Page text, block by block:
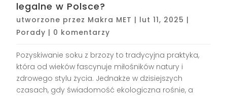
legalne w Polsce?
utworzone przez Makra MET | lut 11, 2025 |
Porady | 0 komentarzy
Pozyskiwanie soku z brzozy to tradycyjna praktyka,
która od wieków fascynuje miłośników natury i
zdrowego stylu życia. Jednakże w dzisiejszych
czasach, gdy świadomość ekologiczna rośnie, a